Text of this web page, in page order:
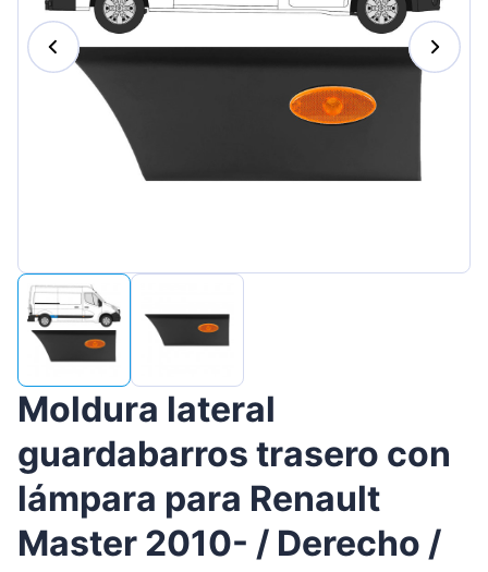
Magyar
Português
Moldura lateral
guardabarros trasero con
lámpara para Renault
Master 2010- / Derecho /